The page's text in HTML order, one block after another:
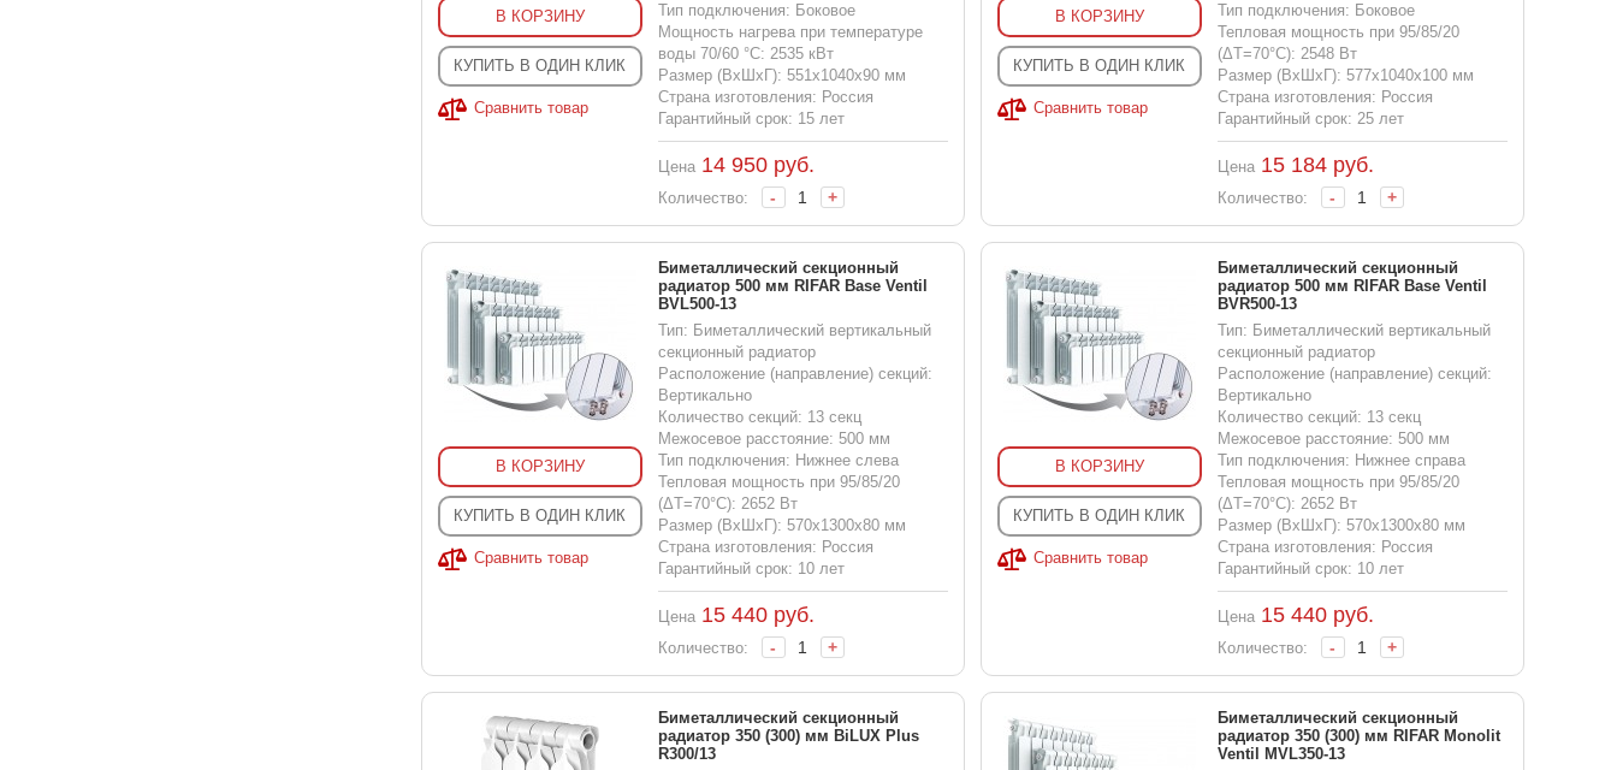
В КОРЗИНУ
КУПИТЬ В ОДИН КЛИК
Сравнить товар
Тип подключения: Боковое
Мощность нагрева при температуре
воды 70/60 °С: 2535 кВт
Размер (ВхШхГ): 551x1040x90 мм
Страна изготовления: Россия
Гарантийный срок: 15 лет
Цена 14 950руб.
Количество: - +
В КОРЗИНУ
КУПИТЬ В ОДИН КЛИК
Сравнить товар
Тип подключения: Боковое
Тепловая мощность при 95/85/20
(ΔT=70°C): 2548 Вт
Размер (ВхШхГ): 577x1040x100 мм
Страна изготовления: Россия
Гарантийный срок: 25 лет
Цена 15 184руб.
Количество: - +
В КОРЗИНУ
КУПИТЬ В ОДИН КЛИК
Сравнить товар
Биметаллический секционный
радиатор 500 мм RIFAR Base Ventil
BVL500-13
Тип: Биметаллический вертикальный
секционный радиатор
Расположение (направление) секций:
Вертикально
Количество секций: 13 секц
Межосевое расстояние: 500 мм
Тип подключения: Нижнее слева
Тепловая мощность при 95/85/20
(ΔT=70°C): 2652 Вт
Размер (ВхШхГ): 570x1300x80 мм
Страна изготовления: Россия
Гарантийный срок: 10 лет
Цена 15 440руб.
Количество: - +
В КОРЗИНУ
КУПИТЬ В ОДИН КЛИК
Сравнить товар
Биметаллический секционный
радиатор 500 мм RIFAR Base Ventil
BVR500-13
Тип: Биметаллический вертикальный
секционный радиатор
Расположение (направление) секций:
Вертикально
Количество секций: 13 секц
Межосевое расстояние: 500 мм
Тип подключения: Нижнее справа
Тепловая мощность при 95/85/20
(ΔT=70°C): 2652 Вт
Размер (ВхШхГ): 570x1300x80 мм
Страна изготовления: Россия
Гарантийный срок: 10 лет
Цена 15 440руб.
Количество: - +
Биметаллический секционный
радиатор 350 (300) мм BiLUX Plus
R300/13
Биметаллический секционный
радиатор 350 (300) мм RIFAR Monolit
Ventil MVL350-13